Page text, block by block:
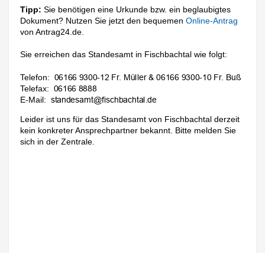
Tipp: Sie benötigen eine Urkunde bzw. ein beglaubigtes
Dokument? Nutzen Sie jetzt den bequemenOnline-Antrag
von Antrag24.de.
Sie erreichen das Standesamt in Fischbachtal wie folgt:
Telefon:
Telefax:
E-Mail:
Leider ist uns für das Standesamt von Fischbachtal derzeit
kein konkreter Ansprechpartner bekannt. Bitte melden Sie
sich in der Zentrale.